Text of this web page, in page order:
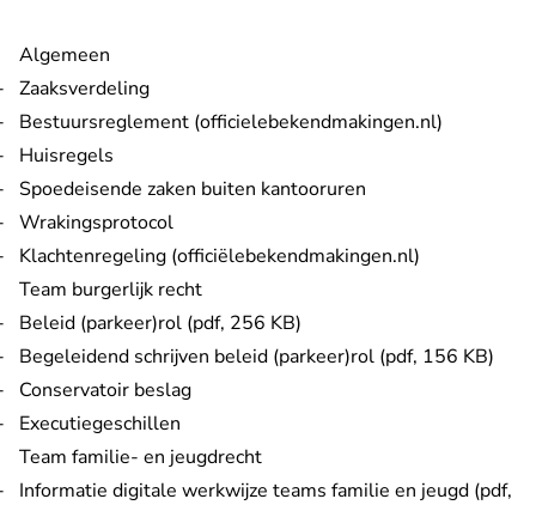
Algemeen
Zaaksverdeling
Bestuursreglement (officielebekendmakingen.nl)
Huisregels
Spoedeisende zaken buiten kantooruren
Wrakingsprotocol
Klachtenregeling (officiëlebekendmakingen.nl)
Team burgerlijk recht
Beleid (parkeer)rol (pdf, 256 KB)
Begeleidend schrijven beleid (parkeer)rol (pdf, 156 KB)
Conservatoir beslag
Executiegeschillen
Team familie- en jeugdrecht
Informatie digitale werkwijze teams familie en jeugd (pdf,